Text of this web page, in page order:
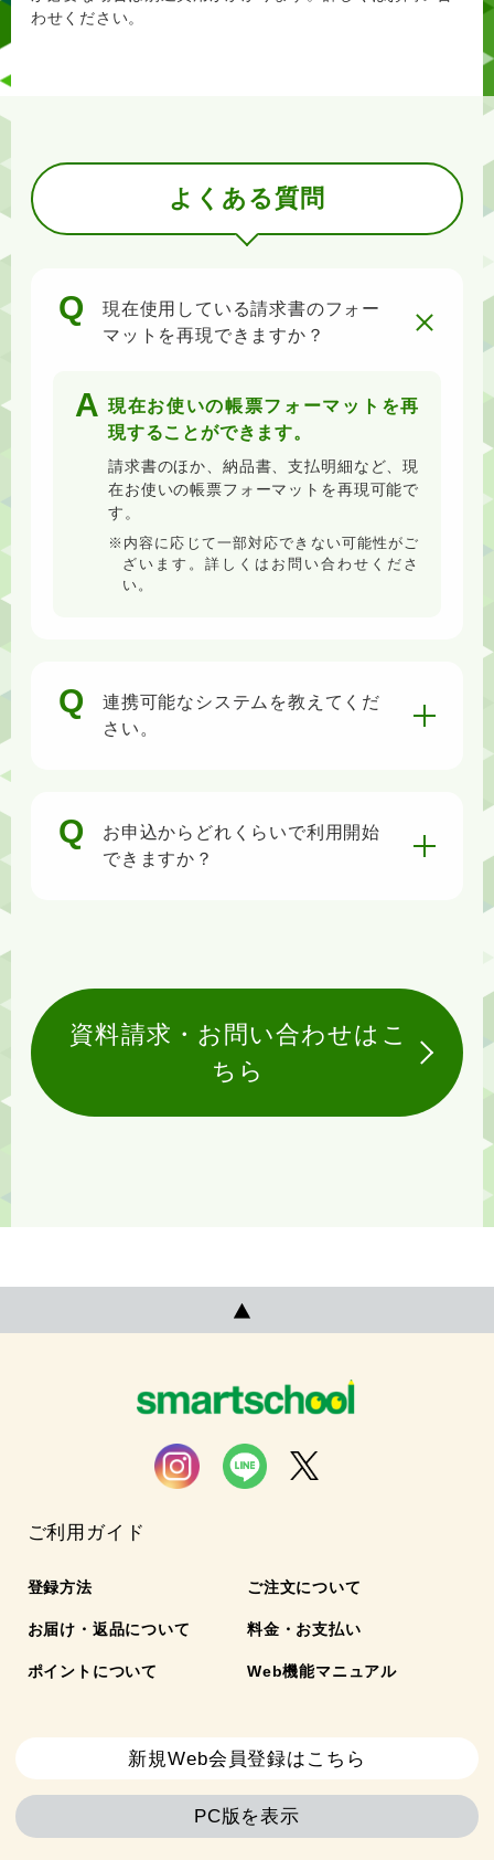
わせください。
よくある質問
現在使用している請求書のフォー
マットを再現できますか？
現在お使いの帳票フォーマットを再
現することができます。
請求書のほか、納品書、支払明細など、現
在お使いの帳票フォーマットを再現可能で
す。
内容に応じて一部対応できない可能性がご
ざいます。詳しくはお問い合わせくださ
い。
連携可能なシステムを教えてくだ
さい。
お申込からどれくらいで利用開始
できますか？
資料請求・お問い合わせはこ
ちら
ご利用ガイド
登録方法 ご注文について
お届け・返品について 料金・お支払い
ポイントについて Web機能マニュアル
新規Web会員登録はこちら
PC版を表示